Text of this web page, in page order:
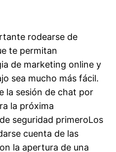
rodearse de
te permitan
de marketing online y
sea mucho más fácil.
la sesión de chat por
la próxima
seguridad primeroLos
cuenta de las
la apertura de una